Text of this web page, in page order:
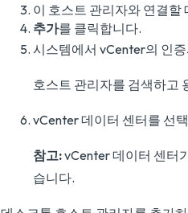
이 호스트 관리자와 연결할
추가를 클릭합니다.
시스템에서 vCenter의 인
호스트 관리자를 검색하고
vCenter 데이터 센터를 선
참고:vCenter 데이터 센터
습니다.